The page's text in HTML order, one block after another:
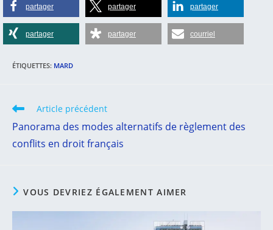
partager partager partager
partager partager courriel
ÉTIQUETTES: MARD
Read
articles
Article précédent
Panorama des modes alternatifs de règlement des
conflits en droit français
VOUS DEVRIEZ ÉGALEMENT AIMER